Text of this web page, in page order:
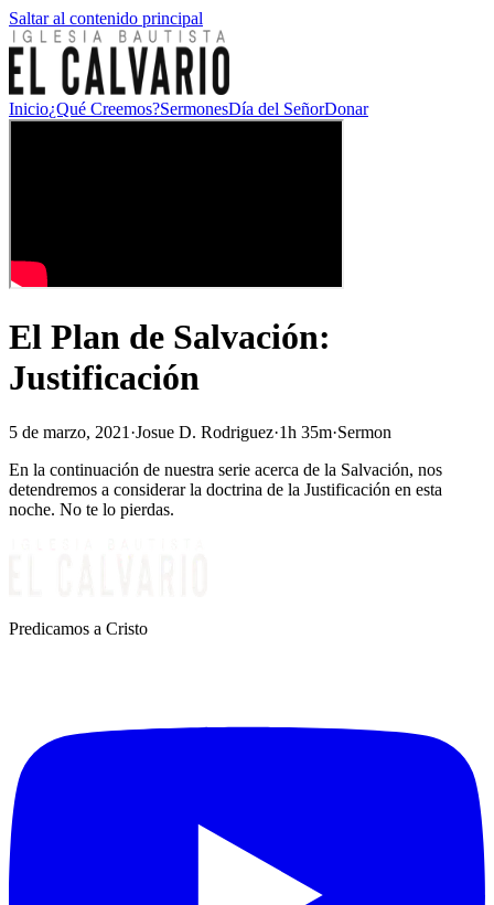
Saltar al contenido principal
Inicio¿Qué Creemos?SermonesDía del SeñorDonar
El Plan de Salvación:
Justificación
5 de marzo, 2021 ·Josue D. Rodriguez·1h 35m·Sermon
En la continuación de nuestra serie acerca de la Salvación, nos
detendremos a considerar la doctrina de la Justificación en esta
noche. No te lo pierdas.
Predicamos a Cristo